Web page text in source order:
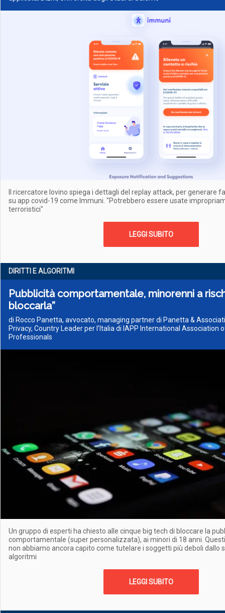
Il ricercatore Iovino spiega i dettagli del replay attack, per generare
su app covid-19 come Immuni. "Potrebbero essere usate
terroristici"
LEGGI SUBITO
DIRITTI E ALGORITMI
Pubblicità comportamentale, minorenni a
bloccarla”
di Rocco Panetta, avvocato, managing partner di Panetta &
Privacy, Country Leader per l’Italia di IAPP International Association
Professionals
Un gruppo di esperti ha chiesto alle cinque big tech di bloccare la
comportamentale (super personalizzata), ai minori di 18 anni.
non abbiamo ancora capito come tutelare i soggetti più deboli dallo
algoritmi
LEGGI SUBITO